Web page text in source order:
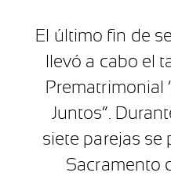
El último fin de
llevó a cabo el
Prematrimonial
Juntos”.
siete parejas se
Sacramento